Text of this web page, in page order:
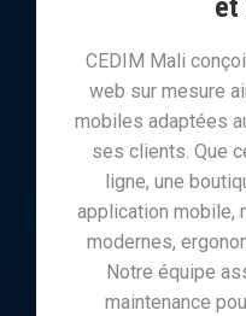
et
CEDIM Mali
web sur mesure
mobiles adaptées
ses clients. Que
ligne, une
application mobile,
modernes,
Notre équipe
maintenance